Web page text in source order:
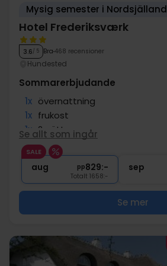
Mysig semester i Nordsjälland
Hotel Frederiksværk
3.6/ 5 Bra 468 recensioner
Hundested
Sommarerbjudande
1x övernattning
1x frukost
1x 2-rättersmeny
1x Snacks före middagen
1x kaffe att ta med
Se allt som ingår
SALE
aug pp829:-
Totalt 1658:-
sep
Se mer